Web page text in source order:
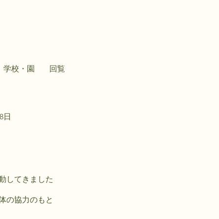
学校・園 回覧
日
してきました
の協力のもと